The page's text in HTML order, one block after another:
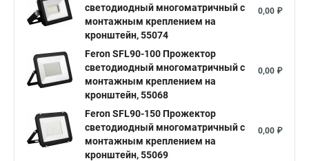
светодиодный многоматричный с
монтажным креплением на
кронштейн, 55074
0,00 ₽
Feron SFL90-100 Прожектор
светодиодный многоматричный с
монтажным креплением на
кронштейн, 55068
0,00 ₽
Feron SFL90-150 Прожектор
светодиодный многоматричный с
монтажным креплением на
кронштейн, 55069
0,00 ₽